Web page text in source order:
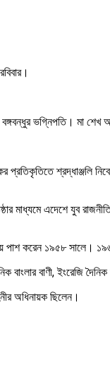
ভগ্নিপতি। মা শেখ
শ্রদ্ধাঞ্জলি
মাধ্যমে এদেশে
পাশ করেন ১৯৫৮ সালে।
বাণী, ইংরেজি দৈনিক
অধিনায়ক ছিলেন।